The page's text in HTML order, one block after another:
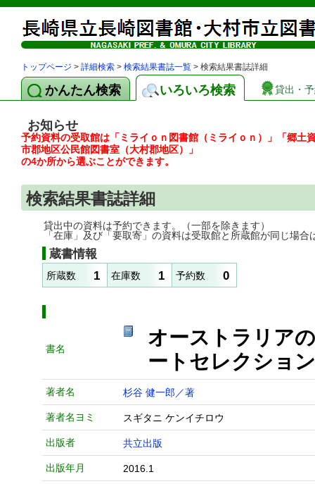
トップページ > 詳細検索 > 検索結果書誌一覧 > 検索結果書誌詳細
かんたん検索 いろいろ検索 貸出・
お知らせ
予約資料の受取館は「ミライｏｎ図書館（ミライｏｎ）」「郷
市郡地区公民館図書室（大村郡地区）」
の4か所から選ぶことができます。
検索結果書誌詳細
貸出中の資料は予約できます。（一部を除きます）
「在庫」及び「要取寄」の資料は受取館と所蔵館が同じ場合
蔵書情報
所蔵数 1 在庫数 1 予約数 0
書名
オーストラリア
ートセレクショ
著者名 杉谷 健一郎／著
著者名ヨミ スギタニ ケンイチロウ
出版者 共立出版
出版年月 2016.1